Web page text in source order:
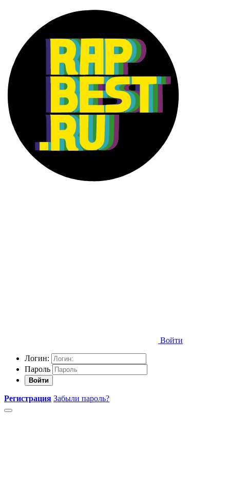
Войти
Логин:
Пароль
Войти
Регистрация Забыли пароль?